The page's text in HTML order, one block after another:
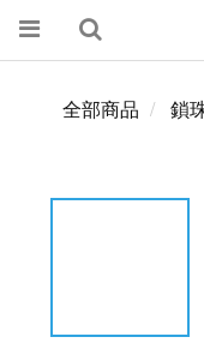
全部商品 鎖